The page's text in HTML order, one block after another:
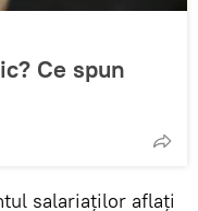
Ce spun
salariaților aflați